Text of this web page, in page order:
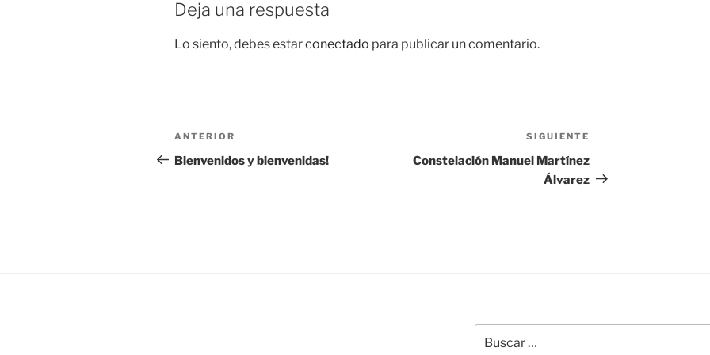
Deja una respuesta
Lo siento, debes estarconectado para publicar un comentario.
Navegación
de
Entrada
anterior:
ANTERIOR
Bienvenidos y bienvenidas!
entrada
SIGUIENTE
Constelación Manuel Martínez
Álvarez
por: